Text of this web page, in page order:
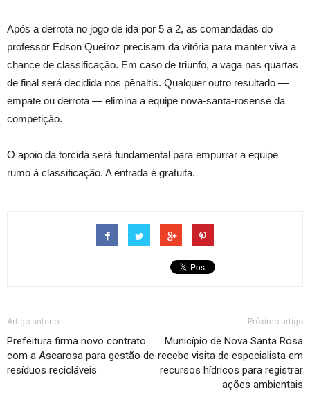
Após a derrota no jogo de ida por 5 a 2, as comandadas do
professor Edson Queiroz precisam da vitória para manter viva a
chance de classificação. Em caso de triunfo, a vaga nas quartas
de final será decidida nos pênaltis. Qualquer outro resultado —
empate ou derrota — elimina a equipe nova-santa-rosense da
competição.
O apoio da torcida será fundamental para empurrar a equipe
rumo à classificação. A entrada é gratuita.
Artigo anterior
Prefeitura firma novo contrato
com a Ascarosa para gestão de
resíduos recicláveis
Próximo artigo
Município de Nova Santa Rosa
recebe visita de especialista em
recursos hídricos para registrar
ações ambientais